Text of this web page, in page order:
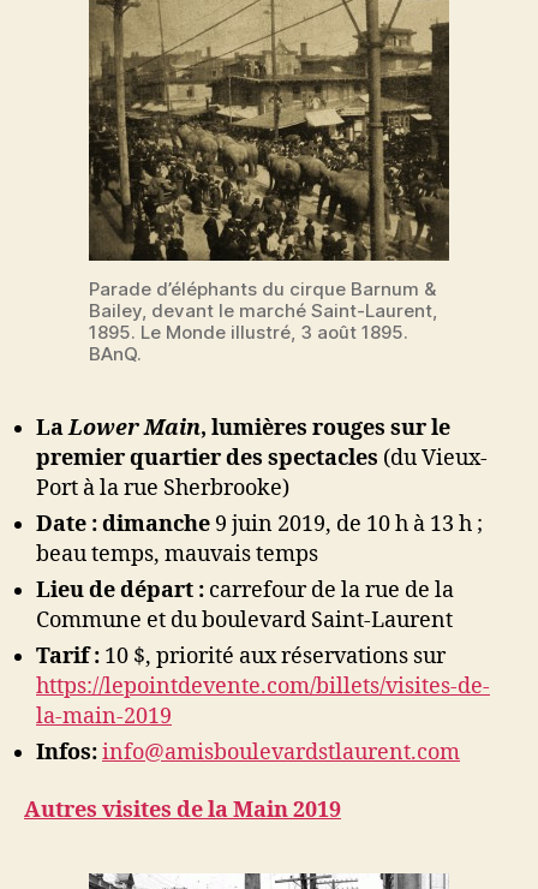
Parade d’éléphants du cirque Barnum &
Bailey, devant le marché Saint-Laurent,
1895. Le Monde illustré, 3 août 1895.
BAnQ.
LaLower Main, lumières rouges sur le
premier quartier des spectacles (du Vieux-
Port à la rue Sherbrooke)
Date :dimanche 9 juin 2019, de 10 h à 13 h ;
beau temps, mauvais temps
Lieu de départ : carrefour de la rue de la
Commune et du boulevard Saint-Laurent
Tarif : 10 $, priorité aux réservations sur
https://lepointdevente.com/billets/visites-de-
la-main-2019
Infos:info@amisboulevardstlaurent.com
Autres visites de la Main 2019